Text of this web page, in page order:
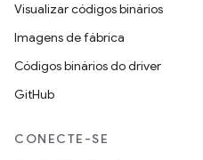
Visualizar códigos binários
Imagens de fábrica
Códigos binários do driver
GitHub
CONECTE-SE